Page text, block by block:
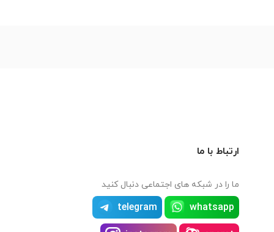
ارتباط با ما
ما را در شبکه های اجتماعی دنبال کنید
whatsapp
telegram